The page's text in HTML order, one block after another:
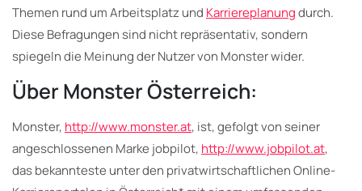
Themen rund um Arbeitsplatz und Karriereplanungdurch.
Diese Befragungen sind nicht repräsentativ, sondern
spiegeln die Meinung der Nutzer von Monster wider.
Über Monster Österreich:
Monster, http://www.monster.at, ist, gefolgt von seiner
angeschlossenen Marke jobpilot, http://www.jobpilot.at,
das bekannteste unter den privatwirtschaftlichen Online-